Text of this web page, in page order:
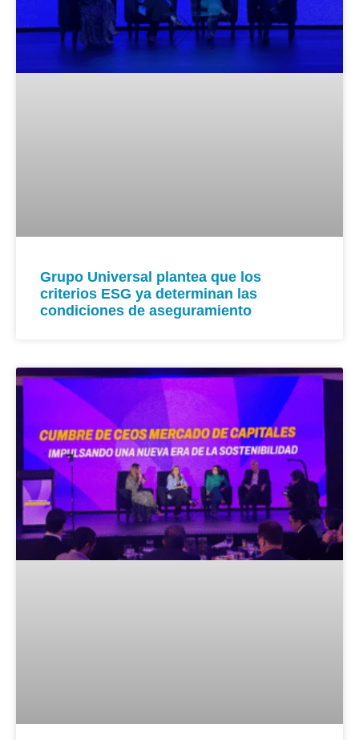
Grupo Universal plantea que los
criterios ESG ya determinan las
condiciones de aseguramiento